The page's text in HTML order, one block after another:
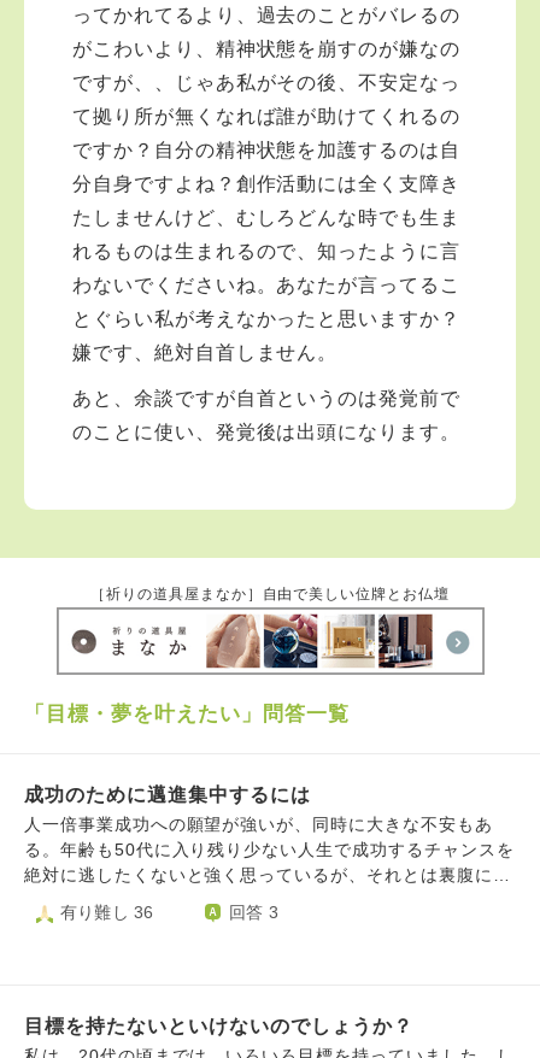
ってかれてるより、過去のことがバレるの
がこわいより、精神状態を崩すのが嫌なの
ですが、、じゃあ私がその後、不安定なっ
て拠り所が無くなれば誰が助けてくれるの
ですか？自分の精神状態を加護するのは自
分自身ですよね？創作活動には全く支障き
たしませんけど、むしろどんな時でも生ま
れるものは生まれるので、知ったように言
わないでくださいね。あなたが言ってるこ
とぐらい私が考えなかったと思いますか？
嫌です、絶対自首しません。
あと、余談ですが自首というのは発覚前で
のことに使い、発覚後は出頭になります。
［祈りの道具屋まなか］自由で美しい位牌とお仏壇
「目標・夢を叶えたい」問答一覧
成功のために邁進集中するには
人一倍事業成功への願望が強いが、同時に大きな不安もあ
る。年齢も50代に入り残り少ない人生で成功するチャンスを
絶対に逃したくないと強く思っているが、それとは裏腹に常
に不安がある。 この不安を取り除き成功へ邁進するマイン
ドセットを上手く行いたい。
有り難し 36 回答 3
目標を持たないといけないのでしょうか？